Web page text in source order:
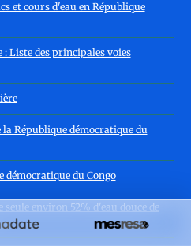
et cours d'eau en République
Liste des principales voies
République démocratique du
démocratique du Congo
seule environ 52% d'eau douce de